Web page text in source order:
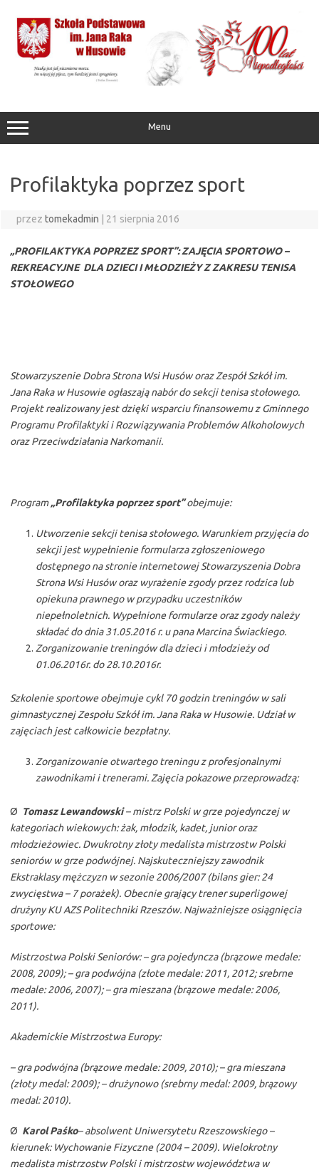
treści
Menu
Profilaktyka poprzez sport
przez tomekadmin | 21 sierpnia 2016
„PROFILAKTYKA POPRZEZ SPORT”: ZAJĘCIA SPORTOWO –
REKREACYJNE DLA DZIECI I MŁODZIEŻY Z ZAKRESU TENISA
STOŁOWEGO
Stowarzyszenie Dobra Strona Wsi Husów oraz Zespół Szkół im.
Jana Raka w Husowie ogłaszają nabór do sekcji tenisa stołowego.
Projekt realizowany jest dzięki wsparciu finansowemu z Gminnego
Programu Profilaktyki i Rozwiązywania Problemów Alkoholowych
oraz Przeciwdziałania Narkomanii.
Program„Profilaktyka poprzez sport”obejmuje:
Utworzenie sekcji tenisa stołowego. Warunkiem przyjęcia do
sekcji jest wypełnienie formularza zgłoszeniowego
dostępnego na stronie internetowej Stowarzyszenia Dobra
Strona Wsi Husów oraz wyrażenie zgody przez rodzica lub
opiekuna prawnego w przypadku uczestników
niepełnoletnich. Wypełnione formularze oraz zgody należy
składać do dnia 31.05.2016 r. u pana Marcina Świackiego.
Zorganizowanie treningów dla dzieci i młodzieży od
01.06.2016r. do 28.10.2016r.
Szkolenie sportowe obejmuje cykl 70 godzin treningów w sali
gimnastycznej Zespołu Szkół im. Jana Raka w Husowie. Udział w
zajęciach jest całkowicie bezpłatny.
Zorganizowanie otwartego treningu z profesjonalnymi
zawodnikami i trenerami. Zajęcia pokazowe przeprowadzą:
Ø Tomasz Lewandowski– mistrz Polski w grze pojedynczej w
kategoriach wiekowych: żak, młodzik, kadet, junior oraz
młodzieżowiec. Dwukrotny złoty medalista mistrzostw Polski
seniorów w grze podwójnej. Najskuteczniejszy zawodnik
Ekstraklasy mężczyzn w sezonie 2006/2007 (bilans gier: 24
zwycięstwa – 7 porażek). Obecnie grający trener superligowej
drużyny KU AZS Politechniki Rzeszów. Najważniejsze osiągnięcia
sportowe:
Mistrzostwa Polski Seniorów: – gra pojedyncza (brązowe medale:
2008, 2009); – gra podwójna (złote medale: 2011, 2012; srebrne
medale: 2006, 2007); – gra mieszana (brązowe medale: 2006,
2011).
Akademickie Mistrzostwa Europy:
– gra podwójna (brązowe medale: 2009, 2010); – gra mieszana
(złoty medal: 2009); – drużynowo (srebrny medal: 2009, brązowy
medal: 2010).
Ø Karol Paśko– absolwent Uniwersytetu Rzeszowskiego –
kierunek: Wychowanie Fizyczne (2004 – 2009). Wielokrotny
medalista mistrzostw Polski i mistrzostw województwa w